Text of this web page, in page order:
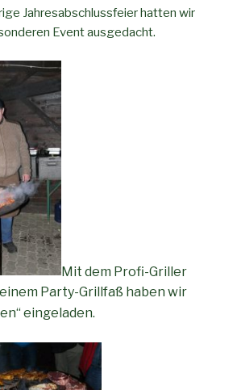
Jahresabschlussfeier hatten wir
Event ausgedacht.
Mit dem Profi-Griller
Party-Grillfaß haben wir
eingeladen.